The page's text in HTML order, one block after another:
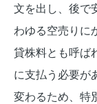
文を出し、後で
わゆる空売りに
貸株料とも呼ば
に支払う必要が
変わるため、特